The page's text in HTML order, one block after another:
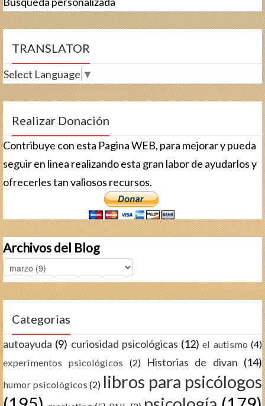
TRANSLATOR
Select Language ▼
Realizar Donación
Contribuye con esta Pagina WEB, para mejorar y pueda
seguir en linea realizando esta gran labor de ayudarlos y
ofrecerles tan valiosos recursos.
Archivos del Blog
Categorias
autoayuda (9) curiosidad psicológicas (12) el autismo (4)
experimentos psicológicos
(2) Historias de divan (14)
humor psicológicos (2) libros para psicólogos